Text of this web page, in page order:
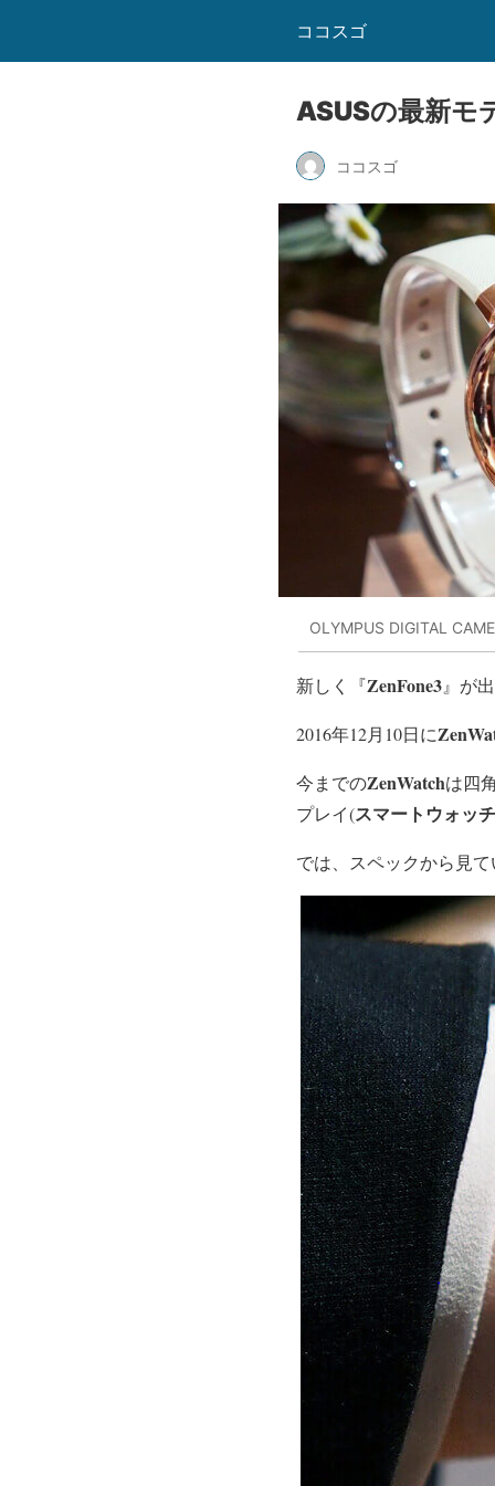
ココスゴ
ASUSの最新モ
ココスゴ
OLYMPUS DIGITAL
新しく『ZenFone3』が
2016年12月10日に
今までのZenWatchは四
プレイ(スマートウォッチ
では、スペックから見